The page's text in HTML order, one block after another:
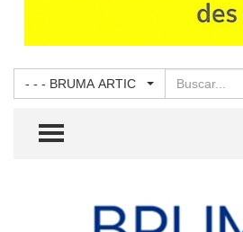
- - - BRUMA ARTIC
TOGGLE MENU